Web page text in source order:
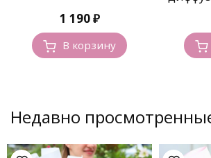
1 190₽
В корзину
Недавно